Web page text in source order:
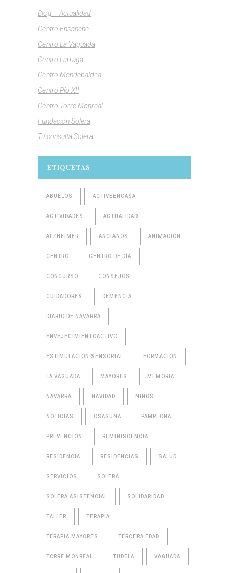
Blog – Actualidad
Centro Ensanche
Centro La Vaguada
Centro Larraga
Centro Mendebaldea
Centro Pío XII
Centro Torre Monreal
Fundación Solera
Tu consulta Solera
ETIQUETAS
ABUELOS ACTIVEENCASA
ACTIVIDADES ACTUALIDAD
ALZHEIMER ANCIANOS ANIMACIÓN
CENTRO CENTRO DE DÍA
CONCURSO CONSEJOS
CUIDADORES DEMENCIA
DIARIO DE NAVARRA
ENVEJECIMIENTOACTIVO
ESTIMULACIÓN SENSORIAL FORMACIÓN
LA VAGUADA MAYORES MEMORIA
NAVARRA NAVIDAD NIÑOS
NOTICIAS OSASUNA PAMPLONA
PREVENCIÓN REMINISCENCIA
RESIDENCIA RESIDENCIAS SALUD
SERVICIOS SOLERA
SOLERA ASISTENCIAL SOLIDARIDAD
TALLER TERAPIA
TERAPIA MAYORES TERCERA EDAD
TORRE MONREAL TUDELA VAGUADA